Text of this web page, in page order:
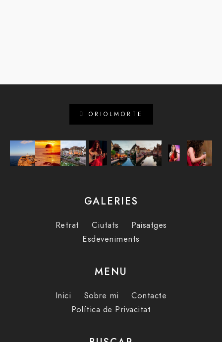
ORIOLMORTE
GALERIES
Retrat Ciutats
Paisatges
Esdeveniments
MENU
Inici Sobre mi
Contacte
Política de Privacitat